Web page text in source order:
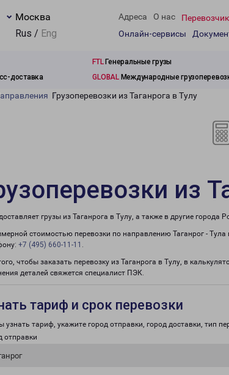
Москва
Rus / Eng
Адреса О нас
Онлайн-сервисы
FTLГенеральные грузы
доставка GLOBALМеждународные
Грузоперевозки из Таганрога в Тулу
из
грузы из Таганрога в Тулу, а также в другие
стоимостью перевозки по направлению Таганрог -
+7 (495) 660-11-11 .
чтобы заказать перевозку из Таганрога в Тулу, в
деталей свяжется специалист ПЭК.
тариф и срок перевозки
узнать тариф, укажите город отправки, город доставки, тип
отправки